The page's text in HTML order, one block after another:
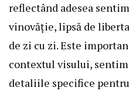
reflectând adesea
vinovăție, lipsă de
de zi cu zi. Este
contextul visului,
detaliile specifice